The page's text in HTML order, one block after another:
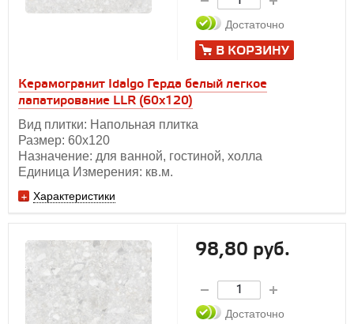
Керамогранит Idalgo Герда белый легкое
лапатирование LLR (60х120)
Вид плитки: Напольная плитка
Размер: 60х120
Назначение: для ванной, гостиной, холла
Единица Измерения: кв.м.
Характеристики
Достаточно
В КОРЗИНУ
98,80 руб.
Достаточно